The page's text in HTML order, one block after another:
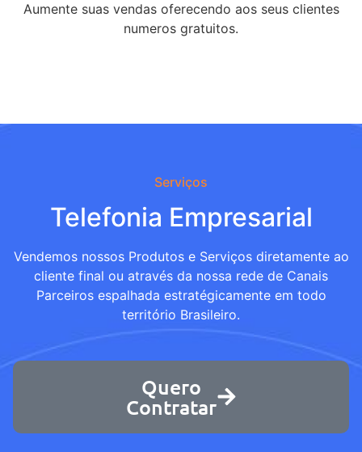
Aumente suas vendas oferecendo aos seus clientes
numeros gratuitos.
Serviços
Telefonia Empresarial
Vendemos nossos Produtos e Serviços diretamente ao
cliente final ou através da nossa rede de Canais
Parceiros espalhada estratégicamente em todo
território Brasileiro.
Quero
Contratar